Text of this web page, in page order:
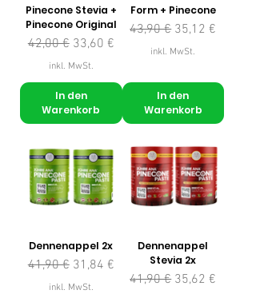
Pinecone Stevia +
Pinecone Original
Standardpreis
42,00 € Sale-Preis
33,60 €
inkl. MwSt.
In den
Warenkorb
Form + Pinecone
Standardpreis
43,90 € Sale-Preis
35,12 €
inkl. MwSt.
In den
Warenkorb
Dennenappel 2x
Standardpreis
41,90 € Sale-Preis
31,84 €
inkl. MwSt.
Dennenappel
Stevia 2x
Standardpreis
41,90 € Sale-Preis
35,62 €